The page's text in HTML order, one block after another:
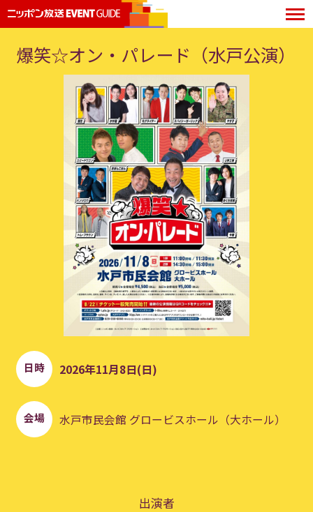
爆笑☆オン・パレード（水戸公演）
日時 2026年11月8日(日)
会場 水戸市民会館 グロービスホール（大ホール）
出演者